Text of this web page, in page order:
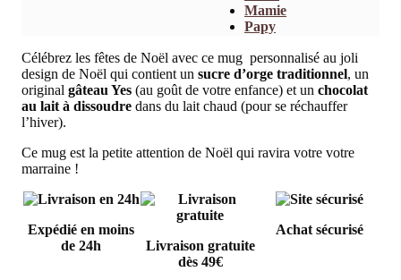
Célébrez les fêtes de Noël avec ce mug personnalisé au joli
design de Noël qui contient un sucre d’orge traditionnel, un
original gâteau Yes (au goût de votre enfance) et un chocolat
au lait à dissoudre dans du lait chaud (pour se réchauffer
l’hiver).
Ce mug est la petite attention de Noël qui ravira votre votre
marraine !
Mamie
Papy
Expédié en moins
de 24h
Livraison gratuite
dès 49€
Achat sécurisé